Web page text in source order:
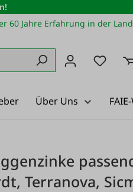
60 Jahre Erfahrung in der
Du
Über Uns
Terranova,